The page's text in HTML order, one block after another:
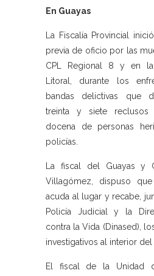
En Guayas
La Fiscalía Provincial
previa de oficio por las
CPL Regional 8 y en la
Litoral, durante los
bandas delictivas que
treinta y siete
docena de personas
policías.
La fiscal del Guayas y
Villagómez, dispuso
acuda al lugar y recabe,
Policía Judicial y la
contra la Vida (Dinased),
investigativos al interior
El fiscal de la Unidad